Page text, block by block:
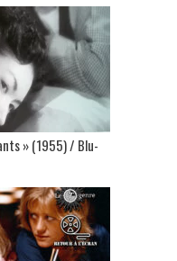
» (1955) / Blu-